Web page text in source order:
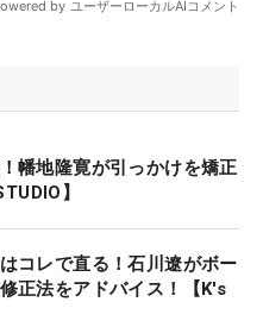
幡地隆寛が引っかけを矯正
】
コレで直る！石川遼がボー
正法をアドバイス！【K's